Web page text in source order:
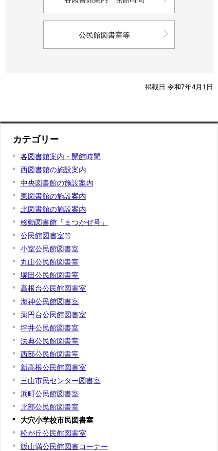
公民館図書室等
掲載日 令和7年4月1日
カテゴリー
各図書館案内・開館時間
西図書館の施設案内
中央図書館の施設案内
東図書館の施設案内
北図書館の施設案内
移動図書館「まつかぜ号」
公民館図書室等
小室公民館図書室
丸山公民館図書室
塚田公民館図書室
高根台公民館図書室
海神公民館図書室
薬円台公民館図書室
坪井公民館図書室
法典公民館図書室
西部公民館図書室
新高根公民館図書室
三山市民センター図書室
浜町公民館図書室
北部公民館図書室
大穴小学校市民図書室
松が丘公民館図書室
飯山満公民館図書コーナー